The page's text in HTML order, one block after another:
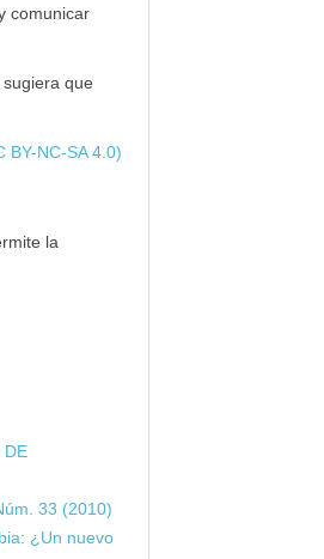
comunicar
que
BY-NC-SA 4.0)
la
DE
33 (2010)
¿Un nuevo